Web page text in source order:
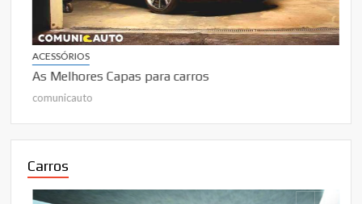
ACESSÓRIOS
As Melhores Capas para carros
comunicauto
Carros